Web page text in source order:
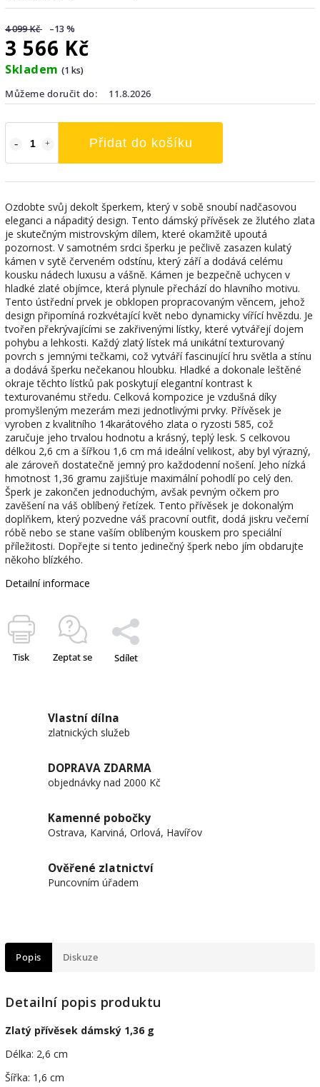
4 099 Kč –13 %
3 566 Kč
Skladem (1 ks)
Můžeme doručit do:
11.8.2026
Přidat do košíku
Ozdobte svůj dekolt šperkem, který v sobě snoubí nadčasovou
eleganci a nápaditý design. Tento dámský přívěsek ze žlutého zlata
je skutečným mistrovským dílem, které okamžitě upoutá
pozornost. V samotném srdci šperku je pečlivě zasazen kulatý
kámen v sytě červeném odstínu, který září a dodává celému
kousku nádech luxusu a vášně. Kámen je bezpečně uchycen v
hladké zlaté objímce, která plynule přechází do hlavního motivu.
Tento ústřední prvek je obklopen propracovaným věncem, jehož
design připomíná rozkvétající květ nebo dynamicky vířící hvězdu. Je
tvořen překrývajícími se zakřivenými lístky, které vytvářejí dojem
pohybu a lehkosti. Každý zlatý lístek má unikátní texturovaný
povrch s jemnými tečkami, což vytváří fascinující hru světla a stínu
a dodává šperku nečekanou hloubku. Hladké a dokonale leštěné
okraje těchto lístků pak poskytují elegantní kontrast k
texturovanému středu. Celková kompozice je vzdušná díky
promyšleným mezerám mezi jednotlivými prvky. Přívěsek je
vyroben z kvalitního 14karátového zlata o ryzosti 585, což
zaručuje jeho trvalou hodnotu a krásný, teplý lesk. S celkovou
délkou 2,6 cm a šířkou 1,6 cm má ideální velikost, aby byl výrazný,
ale zároveň dostatečně jemný pro každodenní nošení. Jeho nízká
hmotnost 1,36 gramu zajišťuje maximální pohodlí po celý den.
Šperk je zakončen jednoduchým, avšak pevným očkem pro
zavěšení na váš oblíbený řetízek. Tento přívěsek je dokonalým
doplňkem, který pozvedne váš pracovní outfit, dodá jiskru večerní
róbě nebo se stane vaším oblíbeným kouskem pro speciální
příležitosti. Dopřejte si tento jedinečný šperk nebo jím obdarujte
někoho blízkého.
Detailní informace
Tisk Zeptat se Sdílet
Vlastní dílna
zlatnických služeb
DOPRAVA ZDARMA
objednávky nad 2000 Kč
Kamenné pobočky
Ostrava, Karviná, Orlová, Havířov
Ověřené zlatnictví
Puncovním úřadem
Popis Diskuze
Detailní popis produktu
Zlatý přívěsek dámský 1,36 g
Délka: 2,6 cm
Šířka: 1,6 cm